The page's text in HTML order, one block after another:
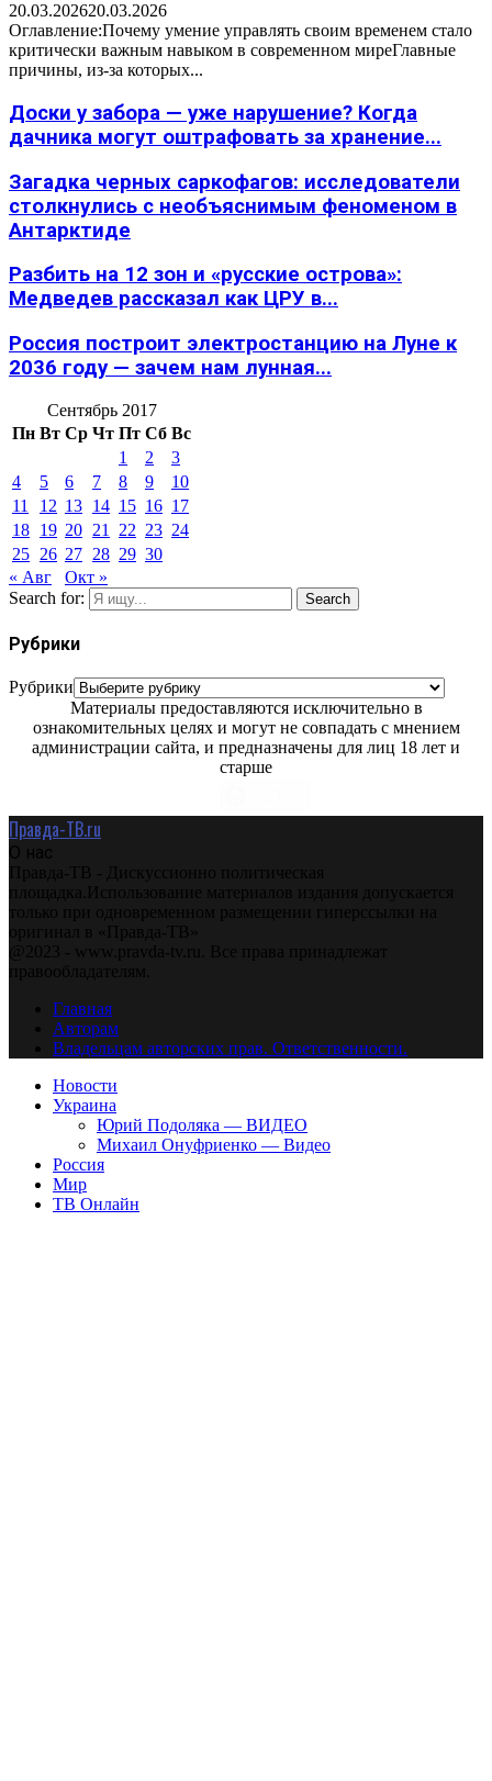
20.03.202620.03.2026
Оглавление:Почему умение управлять своим временем стало
критически важным навыком в современном миреГлавные
причины, из-за которых...
Доски у забора — уже нарушение? Когда
дачника могут оштрафовать за хранение...
Загадка черных саркофагов: исследователи
столкнулись с необъяснимым феноменом в
Антарктиде
Разбить на 12 зон и «русские острова»:
Медведев рассказал как ЦРУ в...
Россия построит электростанцию на Луне к
2036 году — зачем нам лунная...
Сентябрь 2017
Пн Вт Ср Чт Пт Сб Вс
1
2
3
4
5 6 7 8 9
10
11
12 13 14 15 16 17
18 19 20 21 22 23 24
25 26 27 28 29 30
« Авг
Окт »
Search for:
Search
Рубрики
Рубрики
Материалы предоставляются исключительно в
ознакомительных целях и могут не совпадать с мнением
администрации сайта, и предназначены для лиц 18 лет и
старше
Правда-ТВ.ru
О нас
Правда-ТВ - Дискуссионно политическая
площадка.Использование материалов издания допускается
только при одновременном размещении гиперссылки на
оригинал в «Правда-ТВ»
@2023 - www.pravda-tv.ru. Все права принадлежат
правообладателям.
Главная
Авторам
Владельцам авторских прав. Ответственности.
Новости
Украина
Юрий Подоляка — ВИДЕО
Михаил Онуфриенко — Видео
Россия
Мир
ТВ Онлайн